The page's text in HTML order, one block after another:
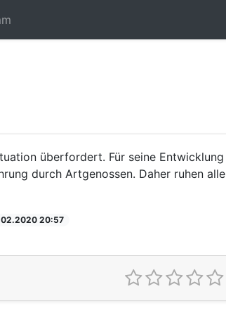
überfordert. Für seine Entwicklung
durch Artgenossen. Daher ruhen alle
20:57